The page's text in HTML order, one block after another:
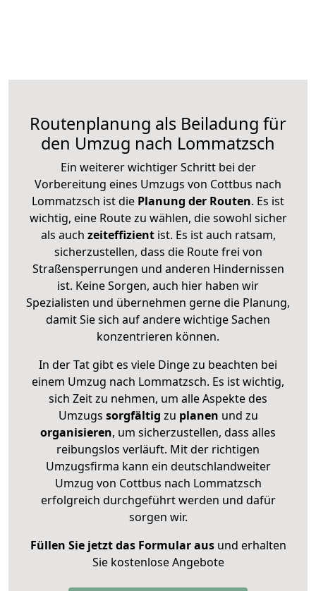
Routenplanung als Beiladung für
den Umzug nach Lommatzsch
Ein weiterer wichtiger Schritt bei der
Vorbereitung eines Umzugs von Cottbus nach
Lommatzsch ist die Planung der Routen. Es ist
wichtig, eine Route zu wählen, die sowohl sicher
als auch zeiteffizientist. Es ist auch ratsam,
sicherzustellen, dass die Route frei von
Straßensperrungen und anderen Hindernissen
ist. Keine Sorgen, auch hier haben wir
Spezialisten und übernehmen gerne die Planung,
damit Sie sich auf andere wichtige Sachen
konzentrieren können.
In der Tat gibt es viele Dinge zu beachten bei
einem Umzug nach Lommatzsch. Es ist wichtig,
sich Zeit zu nehmen, um alle Aspekte des
Umzugs sorgfältig zu planen und zu
organisieren, um sicherzustellen, dass alles
reibungslos verläuft. Mit der richtigen
Umzugsfirma kann ein deutschlandweiter
Umzug von Cottbus nach Lommatzsch
erfolgreich durchgeführt werden und dafür
sorgen wir.
Füllen Sie jetzt das Formular ausund erhalten
Sie kostenlose Angebote